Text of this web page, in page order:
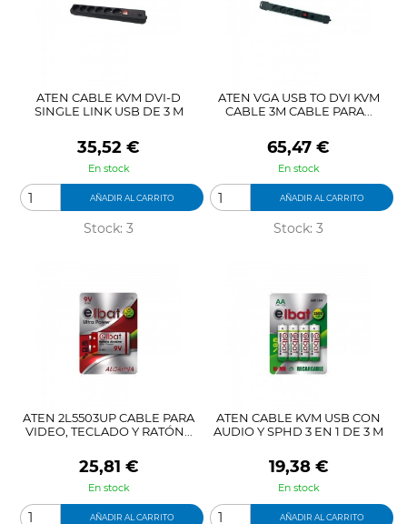
ATEN CABLE KVM DVI-D
SINGLE LINK USB DE 3 M
Precio
35,52 €
En stock
AÑADIR AL CARRITO
Stock: 3
ATEN VGA USB TO DVI KVM
CABLE 3M CABLE PARA...
Precio
65,47 €
En stock
AÑADIR AL CARRITO
Stock: 3
ATEN 2L5503UP CABLE PARA
VIDEO, TECLADO Y RATÓN...
Precio
25,81 €
En stock
AÑADIR AL CARRITO
ATEN CABLE KVM USB CON
AUDIO Y SPHD 3 EN 1 DE 3 M
Precio
19,38 €
En stock
AÑADIR AL CARRITO